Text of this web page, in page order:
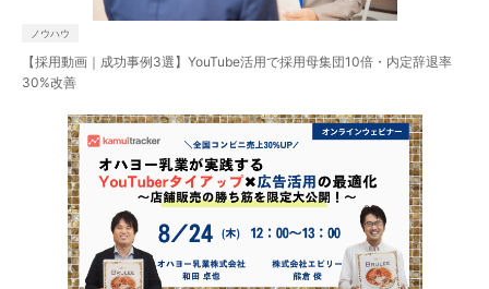
ノウハウ
【採用動画｜成功事例3選】YouTube活用で採用母集団10倍・内定辞退率
30%改善
プレスリリース
制作実績
掲載情報
調査・分析
YouTubeマーケティング支援
kamuitrackerとは？